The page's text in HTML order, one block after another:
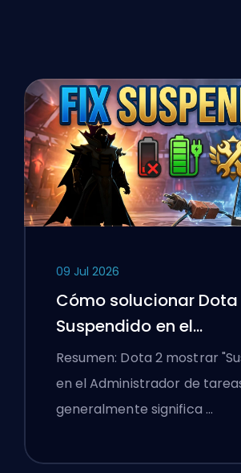
09 Jul 2026
Cómo solucionar Dota
Suspendido en el
Administrador de
portátil con Windows
Resumen: Dota 2 mostrar
en el Administrador de
generalmente significa …